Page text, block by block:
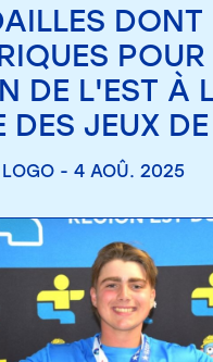
DONT
DE L'EST À
DES JEUX
LOGO - 4 AOÛ. 2025